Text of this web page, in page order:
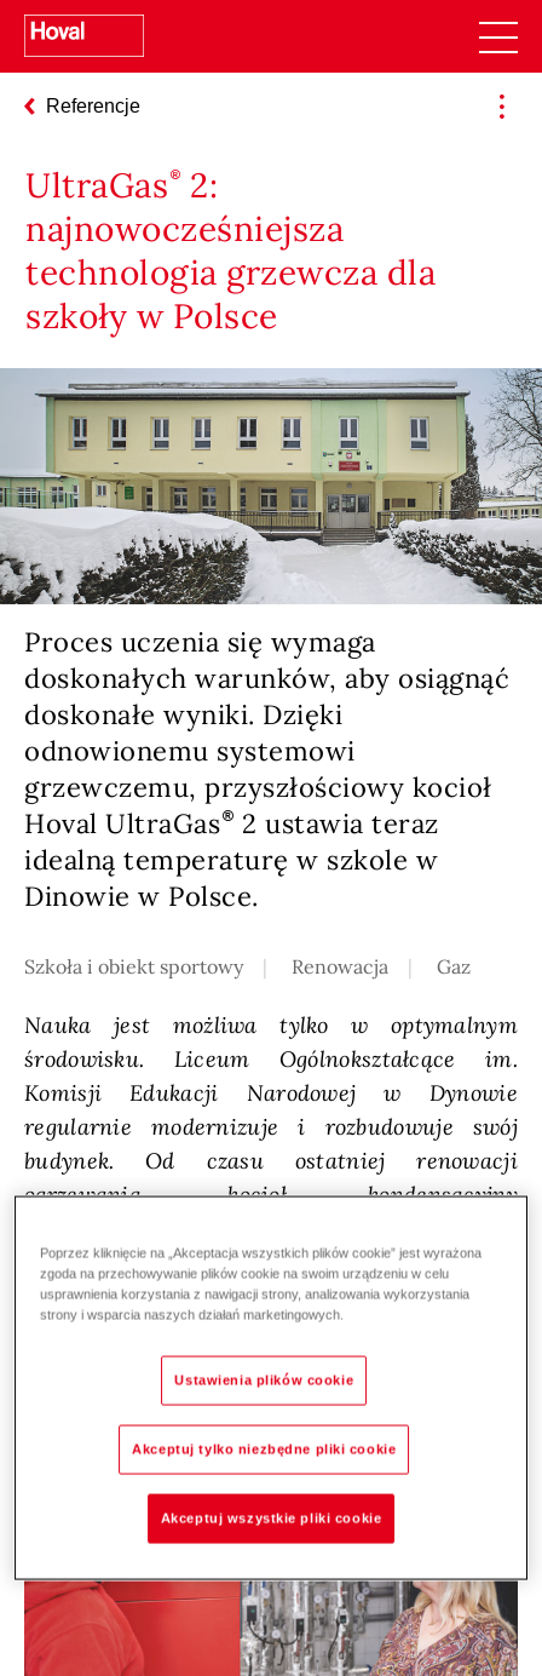
Referencje
UltraGas 2:
najnowocześniejsza
technologia grzewcza dla
szkoły w Polsce
Proces uczenia się wymaga
doskonałych warunków, aby osiągnąć
doskonałe wyniki. Dzięki
odnowionemu systemowi
grzewczemu, przyszłościowy kocioł
Hoval UltraGas
2 ustawia teraz
idealną temperaturę w szkole w
Dinowie w Polsce.
Szkoła i obiekt sportowy Renowacja Gaz
Nauka jest możliwa tylko w optymalnym
środowisku. Liceum Ogólnokształcące im.
Komisji Edukacji Narodowej w Dynowie
regularnie modernizuje i rozbudowuje swój
budynek. Od czasu ostatniej renowacji
ogrzewania, kocioł kondensacyjny
temperatury dla uczniów oraz pracowników
szkoły.
Poprzez kliknięcie na „Akceptacja wszystkich plików cookie” jest wyrażona
zgoda na przechowywanie plików cookie na swoim urządzeniu w celu
usprawnienia korzystania z nawigacji strony, analizowania wykorzystania
strony i wsparcia naszych działań marketingowych.
Ustawienia plików cookie
Akceptuj tylko niezbędne pliki cookie
Akceptuj wszystkie pliki cookie